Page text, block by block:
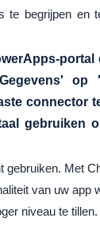
te begrijpen en
op
connector
gebruiken
gebruiken. Met
van uw app
niveau te tillen.